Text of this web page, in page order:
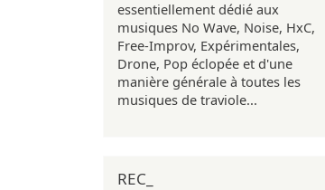
essentiellement dédié aux
musiques No Wave, Noise, HxC,
Free-Improv, Expérimentales,
Drone, Pop éclopée et d'une
manière générale à toutes les
musiques de traviole...
REC_